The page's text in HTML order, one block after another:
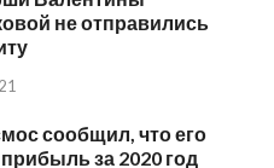
не отправились
сообщил, что его
за 2020 год